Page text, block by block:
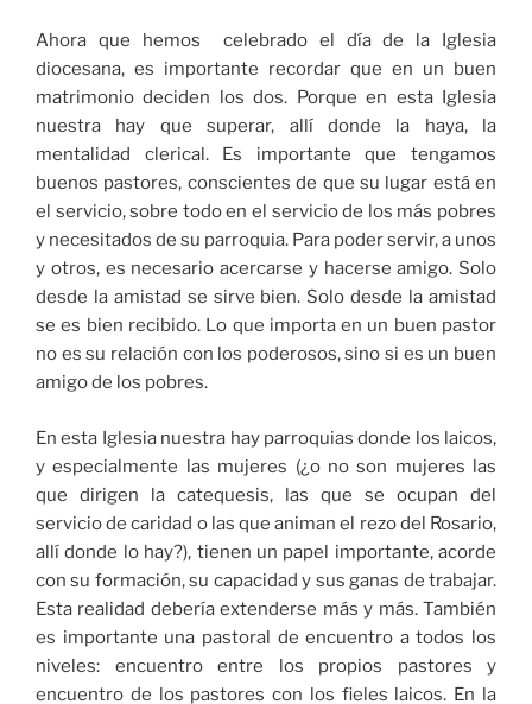
Ahora que hemos celebrado el día de la Iglesia
diocesana, es importante recordar que en un buen
matrimonio deciden los dos. Porque en esta Iglesia
nuestra hay que superar, allí donde la haya, la
mentalidad clerical. Es importante que tengamos
buenos pastores, conscientes de que su lugar está en
el servicio, sobre todo en el servicio de los más pobres
y necesitados de su parroquia. Para poder servir, a unos
y otros, es necesario acercarse y hacerse amigo. Solo
desde la amistad se sirve bien. Solo desde la amistad
se es bien recibido. Lo que importa en un buen pastor
no es su relación con los poderosos, sino si es un buen
amigo de los pobres.
En esta Iglesia nuestra hay parroquias donde los laicos,
y especialmente las mujeres (¿o no son mujeres las
que dirigen la catequesis, las que se ocupan del
servicio de caridad o las que animan el rezo del Rosario,
allí donde lo hay?), tienen un papel importante, acorde
con su formación, su capacidad y sus ganas de trabajar.
Esta realidad debería extenderse más y más. También
es importante una pastoral de encuentro a todos los
niveles: encuentro entre los propios pastores y
encuentro de los pastores con los fieles laicos. En la